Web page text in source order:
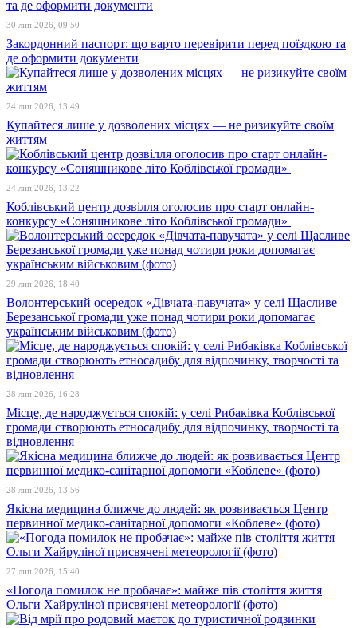
30 лип 2026, 09:50
Закордонний паспорт: що варто перевірити перед поїздкою та
де оформити документи
24 лип 2026, 13:49
Купайтеся лише у дозволених місцях — не ризикуйте своїм
життям
24 лип 2026, 13:22
Коблівський центр дозвілля оголосив про старт онлайн-
конкурсу «Соняшникове літо Коблівської громади»
29 лип 2026, 18:40
Волонтерський осередок «Дівчата-павучата» у селі Щасливе
Березанської громади уже понад чотири роки допомагає
українським військовим (фото)
28 лип 2026, 16:28
Місце, де народжується спокій: у селі Рибаківка Коблівської
громади створюють етносадибу для відпочинку, творчості та
відновлення
28 лип 2026, 13:56
Якісна медицина ближче до людей: як розвивається Центр
первинної медико-санітарної допомоги «Коблеве» (фото)
27 лип 2026, 15:40
«Погода помилок не пробачає»: майже пів століття життя
Ольги Хайруліної присвячені метеорології (фото)